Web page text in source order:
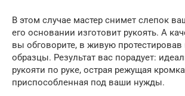
В этом случае мастер снимет слепок
его основании изготовит рукоять. А
вы обговорите, в живую
образцы. Результат вас порадует:
рукояти по руке, острая режущая
приспособленная под ваши нужды.